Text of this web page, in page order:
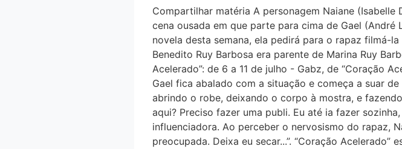
Compartilhar matéria A personagem Naiane
cena ousada em que parte para cima de Gael
novela desta semana, ela pedirá para o rapaz filmá-
Benedito Ruy Barbosa era parente de Marina Ruy
Acelerado”: de 6 a 11 de julho - Gabz, de “Coração
Gael fica abalado com a situação e começa a suar
abrindo o robe, deixando o corpo à mostra, e
aqui? Preciso fazer uma publi. Eu até ia fazer
influenciadora. Ao perceber o nervosismo do rapaz,
preocupada. Deixa eu secar...”. “Coração